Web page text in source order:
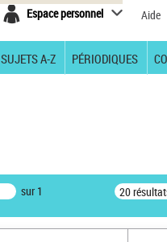
Espace personnel Aide
SUJETS A-Z PÉRIODIQUES
sur 1 20